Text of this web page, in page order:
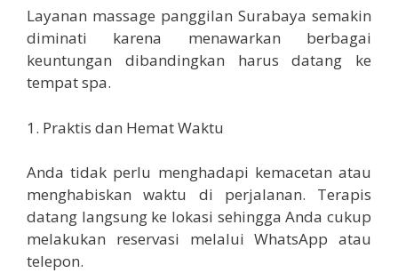
Layanan massage panggilan Surabaya semakin
diminati karena menawarkan berbagai
keuntungan dibandingkan harus datang ke
tempat spa.
1. Praktis dan Hemat Waktu
Anda tidak perlu menghadapi kemacetan atau
menghabiskan waktu di perjalanan. Terapis
datang langsung ke lokasi sehingga Anda cukup
melakukan reservasi melalui WhatsApp atau
telepon.